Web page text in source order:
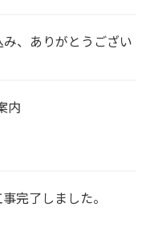
み、ありがとうござい
内
完了しました。